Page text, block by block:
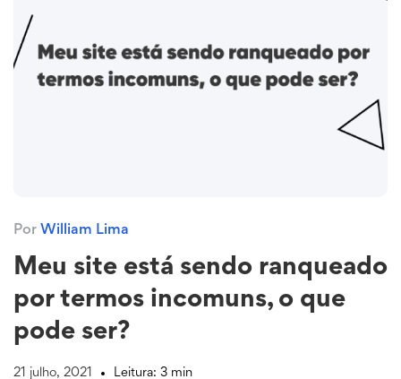
Por William Lima
Meu site está sendo ranqueado
por termos incomuns, o que
pode ser?
21 julho, 2021 Leitura: 3 min